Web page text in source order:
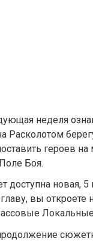
неделя
Расколотом
героев
Боя.
доступна новая,
вы
Локальные